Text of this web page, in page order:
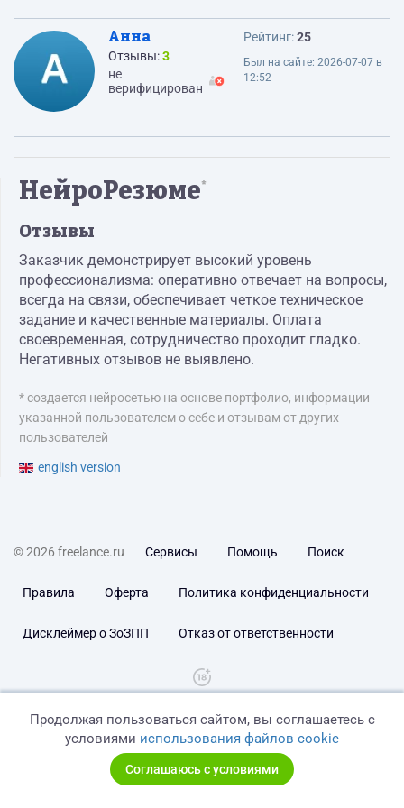
Анна
Отзывы:3
не
верифицирован
Рейтинг:25
Был на сайте: 2026-07-07 в
12:52
НейроРезюме*
Отзывы
Заказчик демонстрирует высокий уровень
профессионализма: оперативно отвечает на вопросы,
всегда на связи, обеспечивает четкое техническое
задание и качественные материалы. Оплата
своевременная, сотрудничество проходит гладко.
Негативных отзывов не выявлено.
* создается нейросетью на основе портфолио, информации
указанной пользователем о себе и отзывам от других
пользователей
english version
© 2026 freelance.ru Сервисы Помощь Поиск
Правила Оферта Политика конфиденциальности
Дисклеймер о ЗоЗПП Отказ от ответственности
Продолжая пользоваться сайтом, вы соглашаетесь с
условиями использования файлов cookie
Соглашаюсь с условиями